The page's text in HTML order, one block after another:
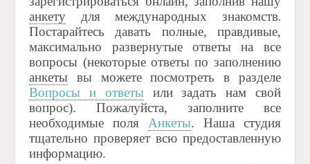
анкету
для международных знакомств.
Постарайтесь давать полные, правдивые,
максимально развернутые ответы на все
вопросы (некоторые ответы по заполнению
анкеты
вы можете посмотреть в разделе
Вопросы и ответыили задать нам свой
вопрос).Пожалуйста, заполните все
необходимые поля Анкеты. Наша студия
тщательно проверяет всю предоставленную
информацию.